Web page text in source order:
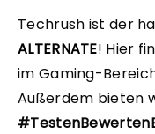
Techrush ist der
ALTERNATE! Hier
im Gaming-
Außerdem bieten